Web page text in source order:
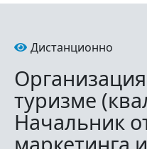
Дистанционно
туризме
Начальник